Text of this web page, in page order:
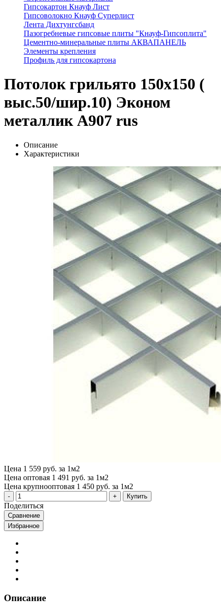
Гипсокартон Кнауф Лист
Гипсоволокно Кнауф Суперлист
Лента Дихтунгсбанд
Пазогребневые гипсовые плиты "Кнауф-Гипсоплита"
Цементно-минеральные плиты АКВАПАНЕЛЬ
Элементы крепления
Профиль для гипсокартона
Потолок грильято 150х150 (
выс.50/шир.10) Эконом
металлик А907 rus
Описание
Характеристики
Цена 1 559 руб. за 1м2
Цена оптовая 1 491 руб. за 1м2
Цена крупнооптовая 1 450 руб. за 1м2
Купить
Поделиться
Сравнение
Избранное
Описание